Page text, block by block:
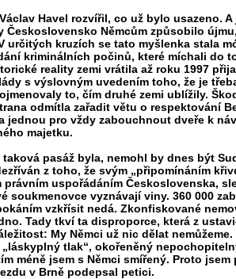
Havel rozvířil, co už bylo usazeno. A
Československo Němcům způsobilo
určitých kruzích se tato myšlenka stala
kriminálních počinů, které míchali do
reality zemi vrátila až roku 1997
s výslovným uvedením toho, že je
to, čím druhé zemi ublížily.
odmítla zařadit větu o respektování
jednou pro vždy zabouchnout dveře k
majetku.
pasáž byla, nemohl by dnes být
z toho, že svým „připomínáním
právním uspořádáním Československa,
soukmenovce vyznávají viny. 360 000
vzkřísit nedá. Zkonfiskované
Tady tkví ta disproporce, která z
My Němci už nic dělat nemůžeme.
tlak“, okořeněný
méně jsem s Němci smířený. Proto
v Brně podepsal petici.